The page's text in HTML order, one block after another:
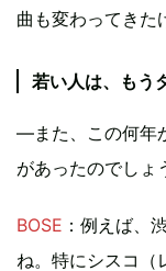
曲も変わってきた
若い人は、もう
―また、この何年
があったのでしょ
BOSE ：例えば、
ね。特にシスコ（